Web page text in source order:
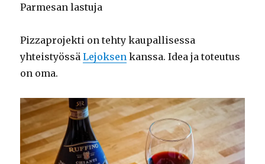
Parmesan lastuja
Pizzaprojekti on tehty kaupallisessa
yhteistyössäLejoksen kanssa. Idea ja toteutus
on oma.